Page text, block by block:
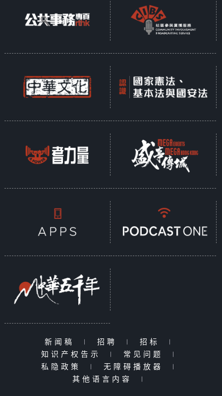
新闻稿 | 招聘 | 招标
|
知识产权告示
| 常见问题
|
私隐政策
| 无障碍播放器
|
其他语言内容
|